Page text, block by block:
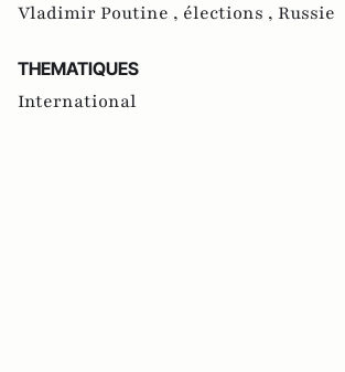
Vladimir Poutine , élections , Russie
THEMATIQUES
International